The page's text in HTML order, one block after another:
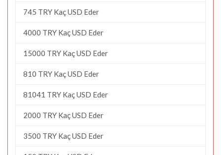
745 TRY Kaç USD Eder
4000 TRY Kaç USD Eder
15000 TRY Kaç USD Eder
810 TRY Kaç USD Eder
81041 TRY Kaç USD Eder
2000 TRY Kaç USD Eder
3500 TRY Kaç USD Eder